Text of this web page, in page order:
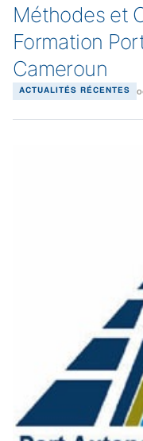
Méthodes et
Formation
Cameroun
ACTUALITÉS RÉCENTES